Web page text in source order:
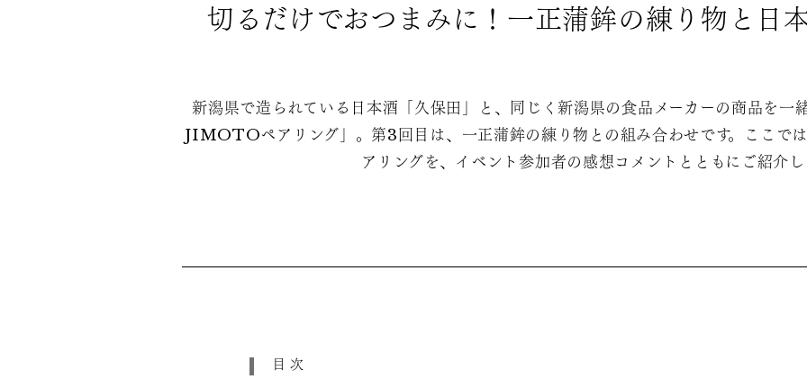
切るだけでおつまみに！一正蒲鉾の練り物と日
新潟県で造られている日本酒「久保田」と、同じく新潟県の食品メーカーの商品を一
JIMOTOペアリング」。第3回目は、一正蒲鉾の練り物との組み合わせです。ここで
アリングを、イベント参加者の感想コメントとともにご紹介し
目次